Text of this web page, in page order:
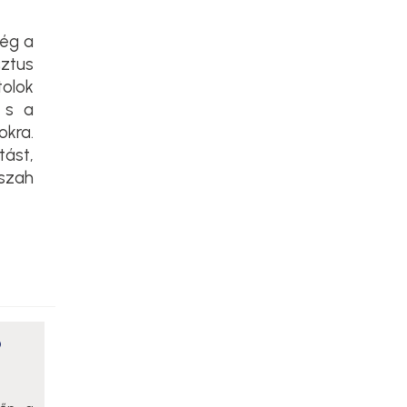
a
s a